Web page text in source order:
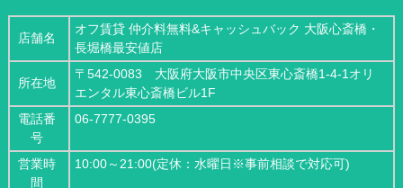
店舗名
オフ賃貸 仲介料無料&キャッシュバック 大阪心斎橋・
長堀橋最安値店
所在地
〒542-0083 大阪府大阪市中央区東心斎橋1-4-1オリ
エンタル東心斎橋ビル1F
電話番
号
06-7777-0395
営業時
間
10:00～21:00(定休：水曜日※事前相談で対応可)